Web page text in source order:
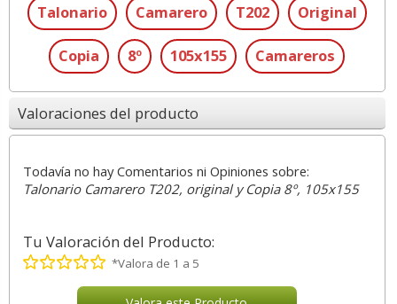
Talonario Camarero T202 Original
Copia 8º 105x155 Camareros
Valoraciones del producto
Todavía no hay Comentarios ni Opiniones sobre:
Talonario Camarero T202, original y Copia 8º, 105x155
Tu Valoración del Producto:
*Valora de 1 a 5